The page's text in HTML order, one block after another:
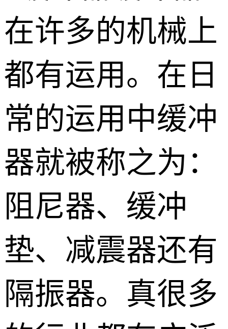
在许多的机械上
都有运用。在日
常的运用中缓冲
器就被称之为：
阻尼器、缓冲
垫、减震器还有
隔振器。真很多